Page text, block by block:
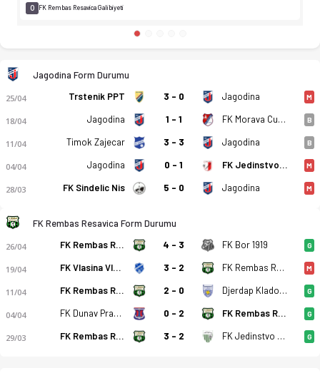
GFK Jagodina - FK Rembas Resavica 0-2 bitti. Gol anları,
0 FK Rembas Resavica Galibiyeti
Jagodina Form Durumu
25/04 Trstenik PPT 3 - 0 Jagodina M
18/04 Jagodina 1 - 1 FK Morava Cuprija B
11/04 Timok Zajecar 3 - 3 Jagodina B
04/04 Jagodina 0 - 1 FK Jedinstvo 1936 Krusevac M
28/03 FK Sindelic Nis 5 - 0 Jagodina M
FK Rembas Resavica Form Durumu
26/04 FK Rembas Resavica 4 - 3 FK Bor 1919 G
19/04 FK Vlasina Vlasotince 3 - 2 FK Rembas Resavica M
11/04 FK Rembas Resavica 2 - 0 Djerdap Kladovo G
04/04 FK Dunav Prahovo 0 - 2 FK Rembas Resavica G
29/03 FK Rembas Resavica 3 - 2 FK Jedinstvo Paracin G